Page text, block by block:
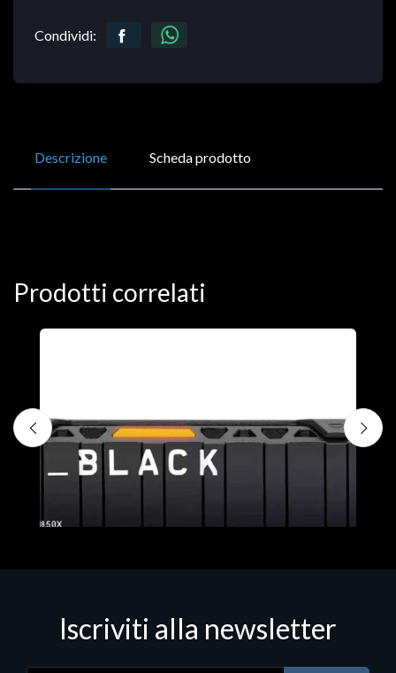
Condividi:
Descrizione Scheda prodotto
Prodotti correlati
Iscriviti alla newsletter